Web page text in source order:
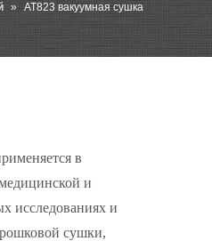
» AT823 вакуумная сушка
в
и
исследованиях и
сушки,